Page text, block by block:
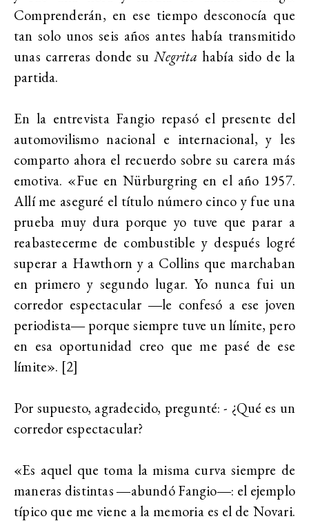
Comprenderán, en ese tiempo desconocía que
tan solo unos seis años antes había transmitido
unas carreras donde suNegrita había sido de la
partida.
En la entrevista Fangio repasó el presente del
automovilismo nacional e internacional, y les
comparto ahora el recuerdo sobre su carera más
emotiva. «Fue en Nürburgring en el año 1957.
Allí me aseguré el título número cinco y fue una
prueba muy dura porque yo tuve que parar a
reabastecerme de combustible y después logré
superar a Hawthorn y a Collins que marchaban
en primero y segundo lugar. Yo nunca fui un
corredor espectacular ―le confesó a ese joven
periodista― porque siempre tuve un límite, pero
en esa oportunidad creo que me pasé de ese
límite». [2]
Por supuesto, agradecido, pregunté: - ¿Qué es un
corredor espectacular?
«Es aquel que toma la misma curva siempre de
maneras distintas ―abundó Fangio―: el ejemplo
típico que me viene a la memoria es el de Novari.